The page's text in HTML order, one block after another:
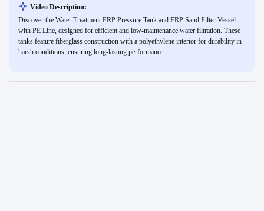
Video Description:
Discover the Water Treatment FRP Pressure Tank and FRP Sand Filter Vessel
with PE Line, designed for efficient and low-maintenance water filtration. These
tanks feature fiberglass construction with a polyethylene interior for durability in
harsh conditions, ensuring long-lasting performance.